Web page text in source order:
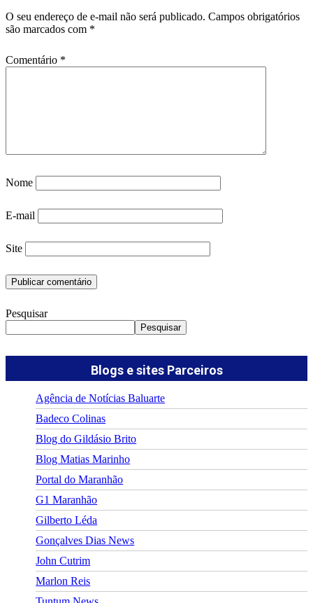
O seu endereço de e-mail não será publicado. Campos obrigatórios
são marcados com *
Comentário *
Nome
E-mail
Site
Pesquisar
Pesquisar
Blogs e sites Parceiros
Agência de Notícias Baluarte
Badeco Colinas
Blog do Gildásio Brito
Blog Matias Marinho
Portal do Maranhão
G1 Maranhão
Gilberto Léda
Gonçalves Dias News
John Cutrim
Marlon Reis